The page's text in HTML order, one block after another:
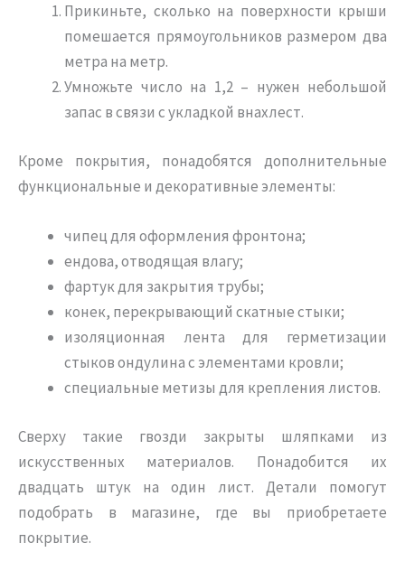
Прикиньте, сколько на поверхности крыши
помешается прямоугольников размером два
метра на метр.
Умножьте число на 1,2 – нужен небольшой
запас в связи с укладкой внахлест.
Кроме покрытия, понадобятся дополнительные
функциональные и декоративные элементы:
чипец для оформления фронтона;
ендова, отводящая влагу;
фартук для закрытия трубы;
конек, перекрывающий скатные стыки;
изоляционная лента для герметизации
стыков ондулина с элементами кровли;
специальные метизы для крепления листов.
Сверху такие гвозди закрыты шляпками из
искусственных материалов. Понадобится их
двадцать штук на один лист. Детали помогут
подобрать в магазине, где вы приобретаете
покрытие.